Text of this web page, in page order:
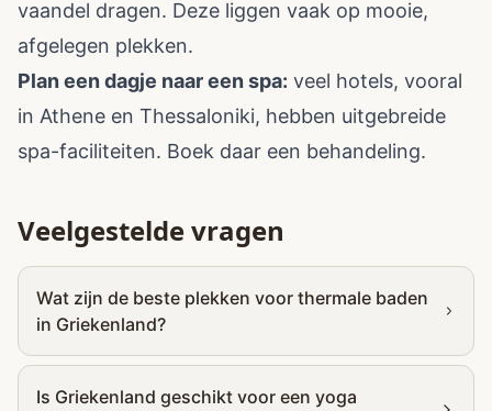
vaandel dragen. Deze liggen vaak op mooie,
afgelegen plekken.
Plan een dagje naar een spa: veel hotels, vooral
in Athene en Thessaloniki, hebben uitgebreide
spa-faciliteiten. Boek daar een behandeling.
Veelgestelde vragen
Wat zijn de beste plekken voor thermale baden
in Griekenland?
Is Griekenland geschikt voor een yoga